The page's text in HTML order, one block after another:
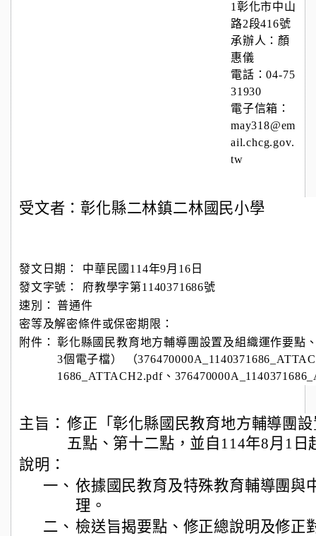
1彰化市中山
路2段416號
承辦人：顏
惠儀
電話：04-75
31930
電子信箱：
may318@em
ail.chcg.gov.
tw
受文者：彰化縣二林鎮二林國民小學
發文日期：
中華民國114年9月16日
發文字號：
府教學字第1140371686號
速別： 普通件
密等及解密條件或保密期限：
附件： 彰化縣國民教育地方輔導團設置及組織運作要點
3個電子檔） （
1686_ATTACH2.pdf、
主旨： 修正「彰化縣國民教育地方輔導團
五點、第十二點，並自114年8月1日
說明：
一、 依據國民教育及特殊教育輔導團與
理。
二、 檢送旨揭要點、修正總說明及修正